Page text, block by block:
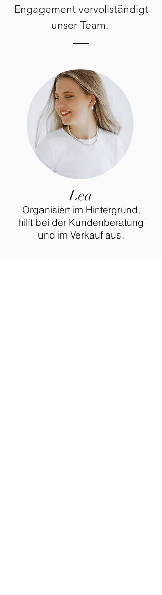
Engagement vervollständigt
unser Team.
Lea
Organisiert im Hintergrund,
hilft bei der Kundenberatung
und im Verkauf aus.